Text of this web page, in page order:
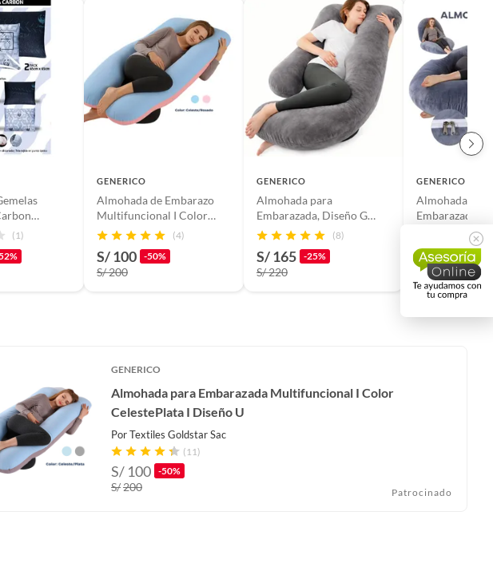
De 2 45CM
(1)
GENERICO
Almohada de Embarazo
Multifuncional I Color
Rosado Celeste I Diseño U
(4)
S/ 100 -50%
S/ 200
GENERICO
Almohada para
Embarazada, Diseño G
Multifuncional, Color
(8)
S/ 165 -25%
S/ 220
GENERICO
Almohada para
Embarazada,
Color Plomo
S/ 155 -30%
S/ 220
GENERICO
Almohada para Embarazada Multifuncional I Color
CelestePlata I Diseño U
PorTextiles Goldstar Sac
(11)
S/ 100 -50%
S/200 Patrocinado